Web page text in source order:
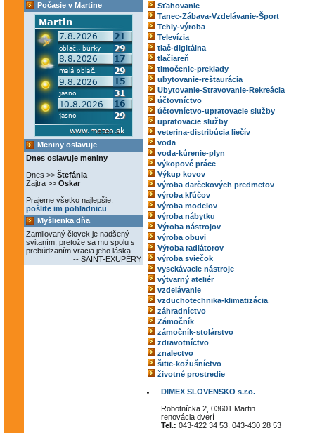
Počasie v Martine
Meniny oslavuje
Dnes oslavuje meniny
Dnes >> Štefánia
Zajtra >> Oskar
Prajeme všetko najlepšie.
pošlite im pohladnicu
Myšlienka dňa
Zamilovaný človek je nadšený
svitaním, pretože sa mu spolu s
prebúdzaním vracia jeho láska.
-- SAINT-EXUPÉRY
Sťahovanie
Tanec-Zábava-Vzdelávanie-Šport
Tehly-výroba
Televízia
tlač-digitálna
tlačiareň
tlmočenie-preklady
ubytovanie-reštaurácia
Ubytovanie-Stravovanie-Rekreácia
účtovníctvo
účtovníctvo-upratovacie služby
upratovacie služby
veterina-distribúcia liečív
voda
voda-kúrenie-plyn
výkopové práce
Výkup kovov
výroba darčekových predmetov
výroba kľúčov
výroba modelov
výroba nábytku
Výroba nástrojov
výroba obuvi
Výroba radiátorov
výroba sviečok
vysekávacie nástroje
výtvarný ateliér
vzdelávanie
vzduchotechnika-klimatizácia
záhradníctvo
Zámočník
zámočník-stolárstvo
zdravotníctvo
znalectvo
šitie-kožušníctvo
životné prostredie
DIMEX SLOVENSKO s.r.o.
Robotnícka 2, 03601 Martin
renovácia dverí
Tel.: 043-422 34 53, 043-430 28 53